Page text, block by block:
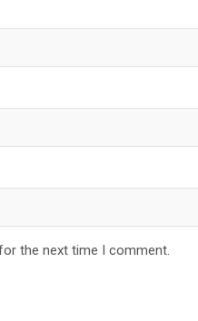
the next time I comment.